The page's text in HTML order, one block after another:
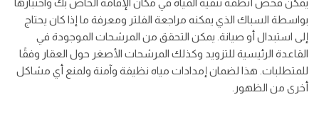
بواسطة السباك الذي يمكنه مراجعة الفلتر ومعرفة ما إذا كان يحتاج
إلى استبدال أو صيانة. يمكن التحقق من المرشحات الموجودة في
القاعدة الرئيسية للتزويد وكذلك المرشحات الأصغر حول العقار وفقًا
للمتطلبات. هذا لضمان إمدادات مياه نظيفة وآمنة ولمنع أي مشاكل
أخرى من الظهور.